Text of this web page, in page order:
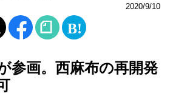
2020/9/10
参画。西麻布の再開発